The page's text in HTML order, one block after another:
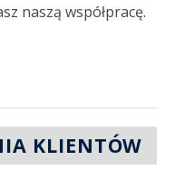
naszą współpracę.
KLIENTÓW